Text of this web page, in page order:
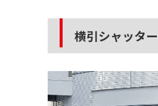
横引シャッター